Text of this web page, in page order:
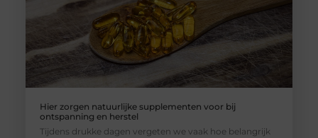
Hier zorgen natuurlijke supplementen voor bij
ontspanning en herstel
Tijdens drukke dagen vergeten we vaak hoe belangrijk